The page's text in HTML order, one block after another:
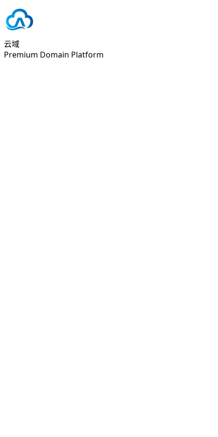
云域
Premium Domain Platform